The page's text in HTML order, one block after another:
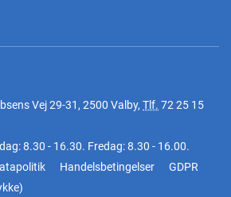
Vej 29-31, 2500 Valby, Tlf. 72 25 15
8.30 - 16.30. Fredag: 8.30 - 16.00.
Handelsbetingelser
GDPR
)